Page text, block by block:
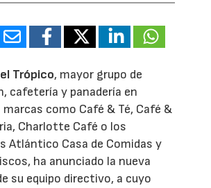
Trópico, mayor grupo de
cafetería y panadería en
marcas como Café & Té, Café &
Charlotte Café o los
Atlántico Casa de Comidas y
ha anunciado la nueva
su equipo directivo, a cuyo